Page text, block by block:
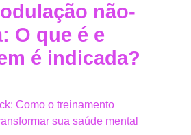
não-
O que é e
é indicada?